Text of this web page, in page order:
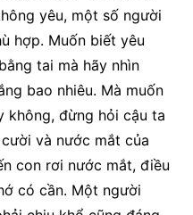
yêu, một số người
hợp. Muốn biết yêu
tai mà hãy nhìn
bao nhiêu. Mà muốn
không, đừng hỏi cậu ta
và nước mắt của
con rơi nước mắt, điều
có cần. Một người